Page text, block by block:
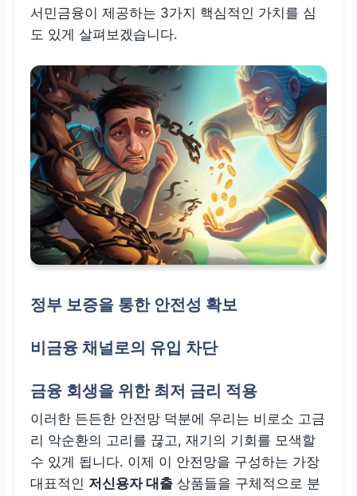
서민금융이 제공하는 3가지 핵심적인 가치를 심
도 있게 살펴보겠습니다.
정부 보증을 통한 안전성 확보
비금융 채널로의 유입 차단
금융 회생을 위한 최저 금리 적용
이러한 든든한 안전망 덕분에 우리는 비로소 고금
리 악순환의 고리를 끊고, 재기의 기회를 모색할
수 있게 됩니다. 이제 이 안전망을 구성하는 가장
대표적인 저신용자 대출 상품들을 구체적으로 분